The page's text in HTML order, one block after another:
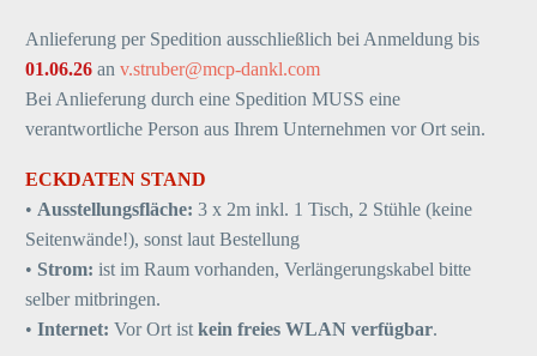
Anlieferung per Spedition ausschließlich bei Anmeldung bis
01.06.26 an v.struber@mcp-dankl.com
Bei Anlieferung durch eine Spedition MUSS eine
verantwortliche Person aus Ihrem Unternehmen vor Ort sein.
ECKDATEN STAND
• Ausstellungsfläche: 3 x 2m inkl. 1 Tisch, 2 Stühle (keine
Seitenwände!), sonst laut Bestellung
• Strom: ist im Raum vorhanden, Verlängerungskabel bitte
selber mitbringen.
• Internet: Vor Ort istkein freies WLAN verfügbar.